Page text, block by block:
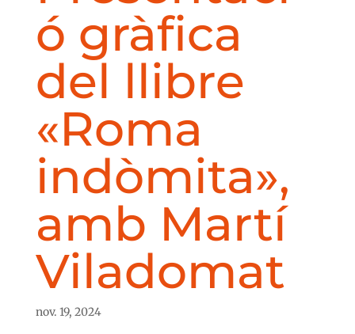
ó gràfica
del llibre
«Roma
indòmita»,
amb Martí
Viladomat
nov. 19, 2024